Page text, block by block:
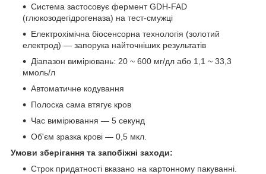
Система застосовує ферментGDH-FAD
(глюкозодегідрогеназа) на тест-смужці
Електрохімічна біосенсорна технологія (золотий
електрод) — запорука найточніших результатів
Діапазон вимірювань: 20 ~ 600 мг/дл або 1,1 ~ 33,3
ммоль/л
Автоматичне кодування
Полоска сама втягує кров
Час вимірювання — 5 секунд
Об'єм зразка крові — 0,5 мкл.
Умови зберігання та запобіжні заходи:
Строк придатності вказано на картонному пакуванні.